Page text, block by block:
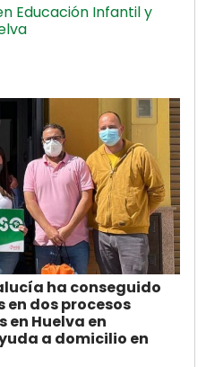
Educación Infantil y
ha conseguido
en dos procesos
en Huelva en
a domicilio en